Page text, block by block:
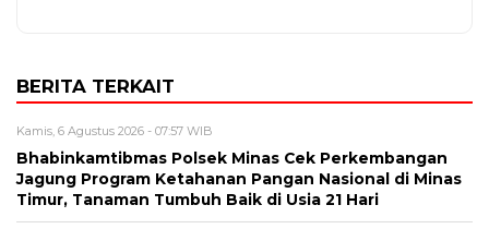
BERITA TERKAIT
Kamis, 6 Agustus 2026 - 07:57 WIB
Bhabinkamtibmas Polsek Minas Cek Perkembangan
Jagung Program Ketahanan Pangan Nasional di Minas
Timur, Tanaman Tumbuh Baik di Usia 21 Hari